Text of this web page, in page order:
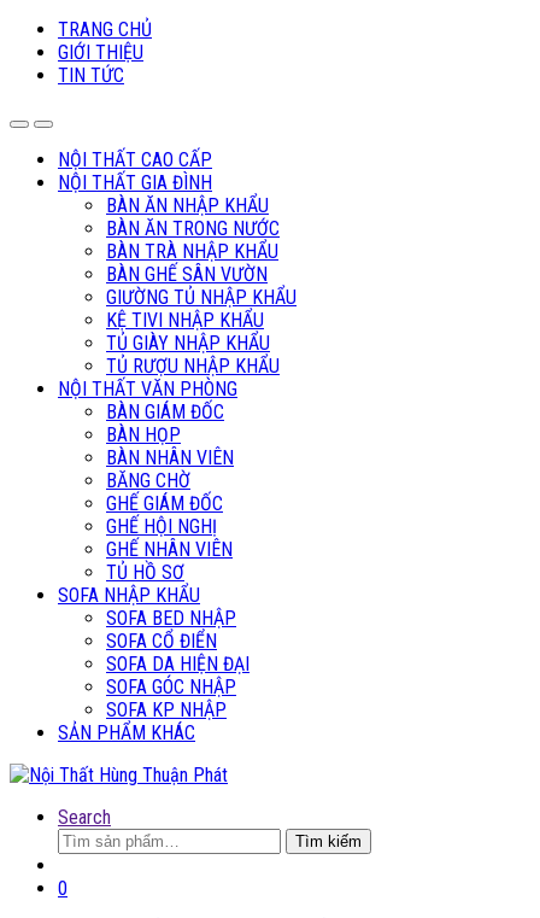
TRANG CHỦ
GIỚI THIỆU
TIN TỨC
NỘI THẤT CAO CẤP
NỘI THẤT GIA ĐÌNH
BÀN ĂN NHẬP KHẨU
BÀN ĂN TRONG NƯỚC
BÀN TRÀ NHẬP KHẨU
BÀN GHẾ SÂN VƯỜN
GIƯỜNG TỦ NHẬP KHẨU
KỆ TIVI NHẬP KHẨU
TỦ GIÀY NHẬP KHẨU
TỦ RƯỢU NHẬP KHẨU
NỘI THẤT VĂN PHÒNG
BÀN GIÁM ĐỐC
BÀN HỌP
BÀN NHÂN VIÊN
BĂNG CHỜ
GHẾ GIÁM ĐỐC
GHẾ HỘI NGHỊ
GHẾ NHÂN VIÊN
TỦ HỒ SƠ
SOFA NHẬP KHẨU
SOFA BED NHẬP
SOFA CỔ ĐIỂN
SOFA DA HIỆN ĐẠI
SOFA GÓC NHẬP
SOFA KP NHẬP
SẢN PHẨM KHÁC
Search
Tìm
kiếm:
Tìm kiếm
0